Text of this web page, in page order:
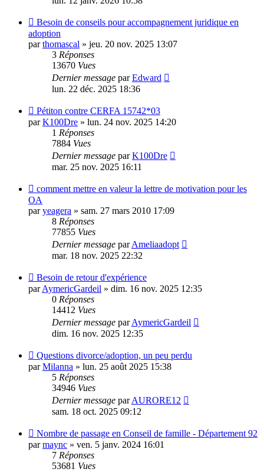
Besoin de conseils pour accompagnement juridique en
adoption
parthomascal » jeu. 20 nov. 2025 13:07
3 Réponses
13670 Vues
Dernier message parEdward
lun. 22 déc. 2025 18:36
Pétiton contre CERFA 15742*03
parK100Dre » lun. 24 nov. 2025 14:20
1 Réponses
7884 Vues
Dernier message parK100Dre
mar. 25 nov. 2025 16:11
comment mettre en valeur la lettre de motivation pour les
OA
paryeagera » sam. 27 mars 2010 17:09
8 Réponses
77855 Vues
Dernier message parAmeliaadopt
mar. 18 nov. 2025 22:32
Besoin de retour d'expérience
parAymericGardeil » dim. 16 nov. 2025 12:35
0 Réponses
14412 Vues
Dernier message parAymericGardeil
dim. 16 nov. 2025 12:35
Questions divorce/adoption, un peu perdu
parMilanna » lun. 25 août 2025 15:38
5 Réponses
34946 Vues
Dernier message parAURORE12
sam. 18 oct. 2025 09:12
Nombre de passage en Conseil de famille - Département 92
parmaync » ven. 5 janv. 2024 16:01
7 Réponses
53681 Vues